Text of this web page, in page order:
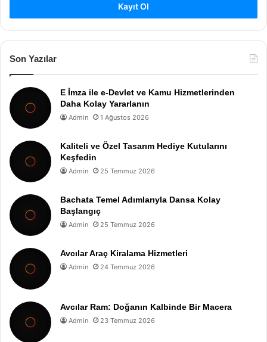
Kayıt Ol
Son Yazılar
E İmza ile e-Devlet ve Kamu Hizmetlerinden
Daha Kolay Yararlanın
Admin 1 Ağustos 2026
Kaliteli ve Özel Tasarım Hediye Kutularını
Keşfedin
Admin 25 Temmuz 2026
Bachata Temel Adımlarıyla Dansa Kolay
Başlangıç
Admin 25 Temmuz 2026
Avcılar Araç Kiralama Hizmetleri
Admin 24 Temmuz 2026
Avcılar Ram: Doğanın Kalbinde Bir Macera
Admin 23 Temmuz 2026